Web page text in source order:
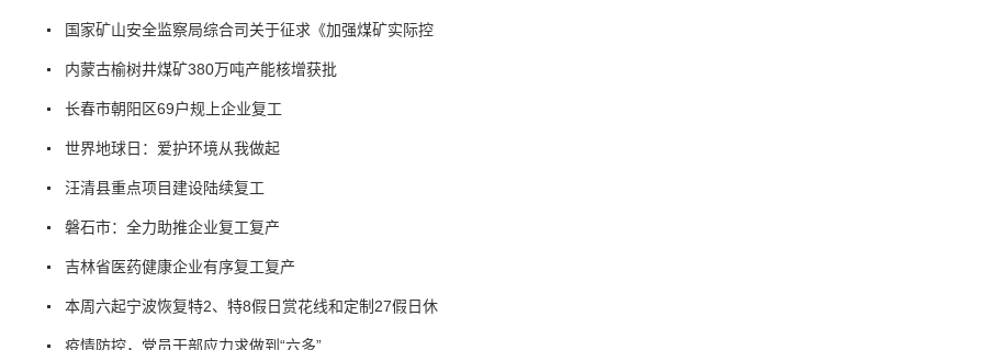
国家矿山安全监察局综合司关于征求《加强煤矿实际控
内蒙古榆树井煤矿380万吨产能核增获批
长春市朝阳区69户规上企业复工
世界地球日：爱护环境从我做起
汪清县重点项目建设陆续复工
磐石市：全力助推企业复工复产
吉林省医药健康企业有序复工复产
本周六起宁波恢复特2、特8假日赏花线和定制27假日休
疫情防控，党员干部应力求做到“六多”